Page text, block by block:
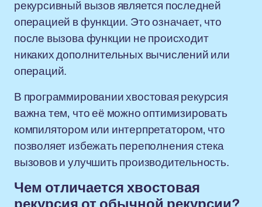
рекурсивный вызов является последней
операцией в функции. Это означает, что
после вызова функции не происходит
никаких дополнительных вычислений или
операций.
В программировании хвостовая рекурсия
важна тем, что её можно оптимизировать
компилятором или интерпретатором, что
позволяет избежать переполнения стека
вызовов и улучшить производительность.
Чем отличается хвостовая